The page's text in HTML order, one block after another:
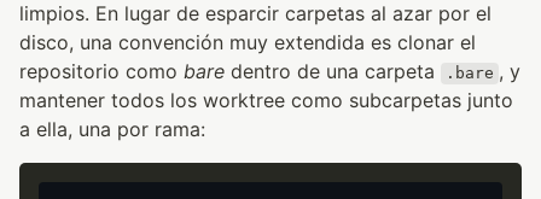
limpios. En lugar de esparcir carpetas al azar por el
disco, una convención muy extendida es clonar el
repositorio como bare dentro de una carpeta .bare , y
mantener todos los worktree como subcarpetas junto
a ella, una por rama: